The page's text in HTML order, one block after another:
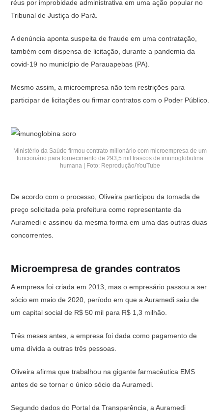
réus por improbidade administrativa em uma ação popular no
Tribunal de Justiça do Pará.
A denúncia aponta suspeita de fraude em uma contratação,
também com dispensa de licitação, durante a pandemia da
covid-19 no município de Parauapebas (PA).
Mesmo assim, a microempresa não tem restrições para
participar de licitações ou firmar contratos com o Poder Público.
Ministério da Saúde firmou contrato milionário com microempresa de um
funcionário para fornecimento de 293,5 mil frascos de imunoglobulina
humana | Foto: Reprodução/YouTube
De acordo com o processo, Oliveira participou da tomada de
preço solicitada pela prefeitura como representante da
Auramedi e assinou da mesma forma em uma das outras duas
concorrentes.
Microempresa de grandes contratos
A empresa foi criada em 2013, mas o empresário passou a ser
sócio em maio de 2020, período em que a Auramedi saiu de
um capital social de R$ 50 mil para R$ 1,3 milhão.
Três meses antes, a empresa foi dada como pagamento de
uma dívida a outras três pessoas.
Oliveira afirma que trabalhou na gigante farmacêutica EMS
antes de se tornar o único sócio da Auramedi.
Segundo dados do Portal da Transparência, a Auramedi